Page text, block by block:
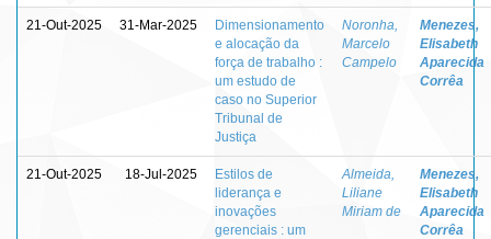
21-Out-2025 31-Mar-2025
Dimensionamento
e alocação da
força de trabalho :
um estudo de
caso no Superior
Tribunal de
Justiça
Noronha,
Marcelo
Campelo
Menezes,
Elisabeth
Aparecida
Corrêa
21-Out-2025 18-Jul-2025
Estilos de
liderança e
inovações
gerenciais : um
Almeida,
Liliane
Miriam de
Menezes,
Elisabeth
Aparecida
Corrêa